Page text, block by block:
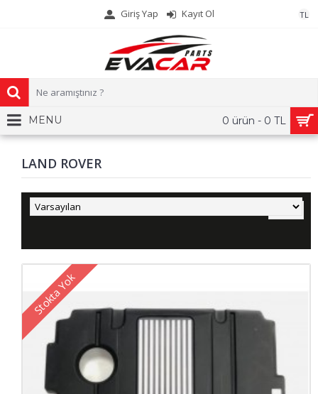
TL
Giriş Yap Kayıt Ol
0 ürün - 0 TL
MENU
LAND ROVER
Stokta Yok